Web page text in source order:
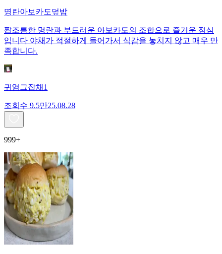
명란아보카도덮밥
짭조름한 명란과 부드러운 아보카도의 조합으로 즐거운 점심
입니다 야채가 적절하게 들어가서 식감을 놓치지 않고 매우 만
족합니다.
귀염그잡채1
조회수 9.5만25.08.28
999+